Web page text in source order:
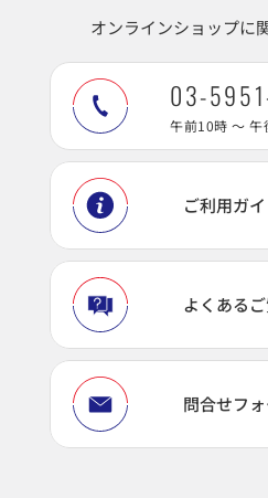
オンラインショップに
03-
午前10時 ～ 午
ご利用ガ
よくある
問合せフ